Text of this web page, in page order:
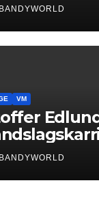
BANDYWORLD
VM
BANDYWORLD